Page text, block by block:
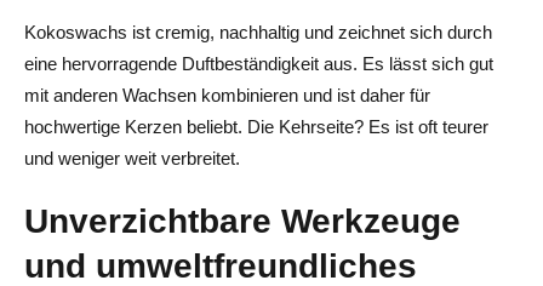
Kokoswachs ist cremig, nachhaltig und zeichnet sich durch
eine hervorragende Duftbeständigkeit aus. Es lässt sich gut
mit anderen Wachsen kombinieren und ist daher für
hochwertige Kerzen beliebt. Die Kehrseite? Es ist oft teurer
und weniger weit verbreitet.
Unverzichtbare Werkzeuge
und umweltfreundliches